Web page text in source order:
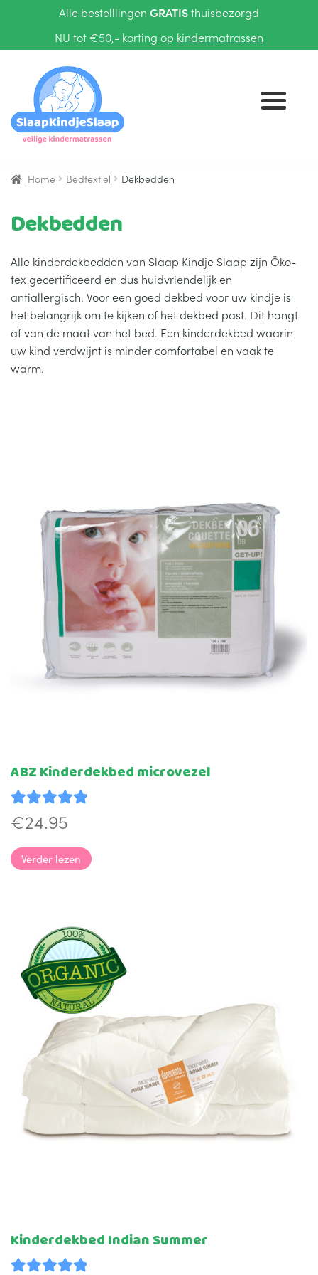
Alle bestelllingen GRATISthuisbezorgd
NU tot €50,- korting op kindermatrassen
naar
navigatie
inhoud
KINDERMATRASSEN
TIENERMATRASSEN
BEDTEXTIEL
uitvouwen
KUSSENS
ADVIES
KLANTENSERVICE
Submenu
Home Bedtextiel Dekbedden
Dekbedden
Alle kinderdekbedden van Slaap Kindje Slaap zijn Öko-
tex gecertificeerd en dus huidvriendelijk en
antiallergisch. Voor een goed dekbed voor uw kindje is
het belangrijk om te kijken of het dekbed past. Dit hangt
af van de maat van het bed. Een kinderdekbed waarin
uw kind verdwijnt is minder comfortabel en vaak te
warm.
ABZ Kinderdekbed microvezel
Waardering
€24.95
Verder lezen
Kinderdekbed Indian Summer